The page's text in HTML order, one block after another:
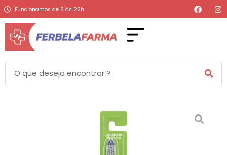
Funcionamos de 8 às 22h